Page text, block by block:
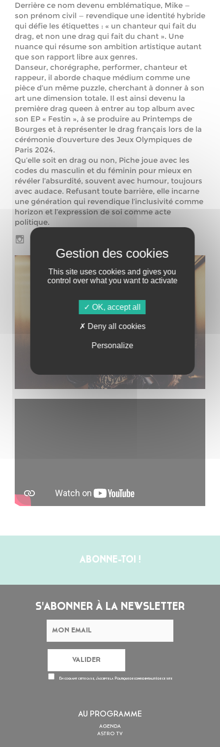
Derrière ce nom devenu emblématique, Mike —
son prénom civil — revendique une identité hybride
qui défie les étiquettes : « un chanteur qui fait du
drag, et non une drag qui fait du chant ». Une
nuance qui résume son ambition artistique autant
que son rapport libre aux genres.
Danseur, chorégraphe, performer, chanteur et
rappeur, il aborde chaque médium comme une
pièce d’un même puzzle, cherchant à donner à son
art une dimension totale. Il est ainsi devenu la
première drag queen à entrer au top album avec
son EP « Festin », à se produire au Printemps de
Bourges et à représenter le drag français lors de la
cérémonie d’ouverture des Jeux Olympiques de
Paris 2024.
Qu’elle soit en drag ou non, Piche joue avec les
codes du masculin et du féminin pour mieux en
révéler l’absurdité, souvent avec humour, toujours
avec audace. Refusant toute barrière, elle incarne
une génération qui revendique l’inclusivité comme
horizon et l’expression de soi comme acte
politique.
ABONNE-TOI !
S'ABONNER À LA NEWSLETTER
En cochant cette case, j’accepte la Politique de confidentialitéde ce site
AU PROGRAMME
AGENDA
ASTRO TV
This site uses cookies and gives you
control over what you want to activate
OK, accept all
Deny all cookies
Personalize